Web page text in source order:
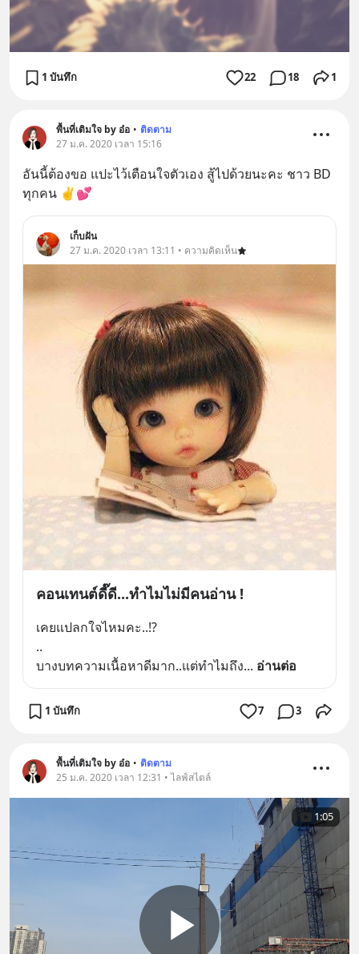
1 บันทึก 22 18 1
พื้นที่เติมใจ by อ๋อ • ติดตาม
27 ม.ค. 2020 เวลา 15:16
อันนี้ต้องขอ แปะไว้เตือนใจตัวเอง สู้ไปด้วยนะคะ ชาว BD
ทุกคน ✌💕
เก็บฝัน
27 ม.ค. 2020 เวลา 13:11 • ความคิดเห็น
คอนเทนต์ดี๊ดี...ทำไมไม่มีคนอ่าน !
เคยแปลกใจไหมคะ..⁉️
..
บางบทความเนื้อหาดีมาก..แต่ทำไมถึง... อ่านต่อ
1 บันทึก 7 3
พื้นที่เติมใจ by อ๋อ • ติดตาม
25 ม.ค. 2020 เวลา 12:31 • ไลฟ์สไตล์
1:05